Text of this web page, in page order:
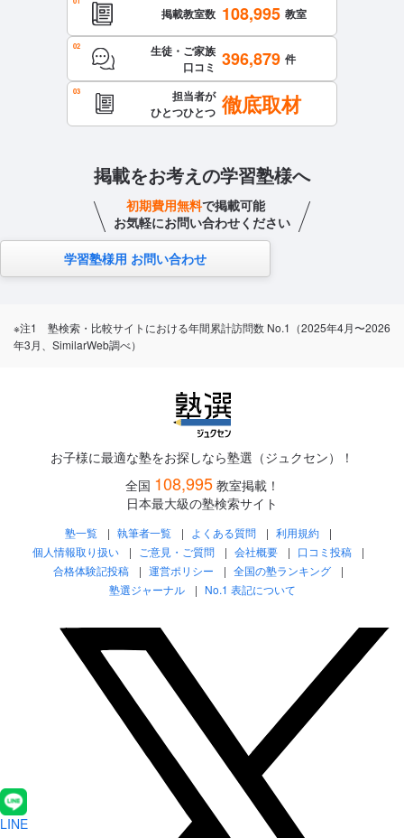
掲載教室数 108,995 教室
生徒・ご家族
口コミ 396,879 件
担当者が
ひとつひとつ 徹底取材
掲載をお考えの学習塾様へ
初期費用無料で掲載可能
お気軽にお問い合わせください
学習塾様用 お問い合わせ
※注1 塾検索・比較サイトにおける年間累計訪問数 No.1（2025年4月〜2026
年3月、SimilarWeb調べ）
お子様に最適な塾をお探しなら塾選（ジュクセン）！
全国 108,995 教室掲載！
日本最大級の塾検索サイト
塾一覧 執筆者一覧 よくある質問
利用規約
個人情報取り扱い
ご意見・ご質問 会社概要
口コミ投稿
合格体験記投稿
運営ポリシー
全国の塾ランキング
塾選ジャーナル
No.1 表記について
LINE